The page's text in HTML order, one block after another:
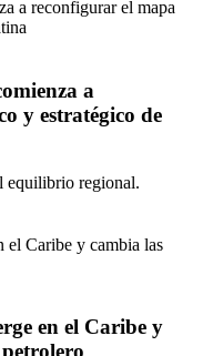
a
y estratégico de
equilibrio regional.
en el Caribe y